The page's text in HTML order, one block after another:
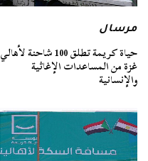
مرسال
حياة كريمة تطلق 100 شاحنة لأهالي
غزة من المساعدات الإغاثية
والإنسانية